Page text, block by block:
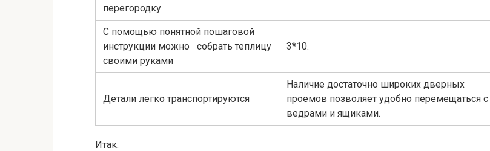
перегородку
С помощью понятной пошаговой
инструкции можно собрать теплицу
своими руками
3*10.
Детали легко транспортируются
Наличие достаточно широких дверных
проемов позволяет удобно перемещаться с
ведрами и ящиками.
Итак: